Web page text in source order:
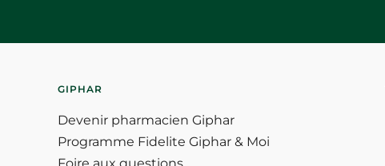
GIPHAR
Devenir pharmacien Giphar
Programme Fidelite Giphar & Moi
Foire aux questions